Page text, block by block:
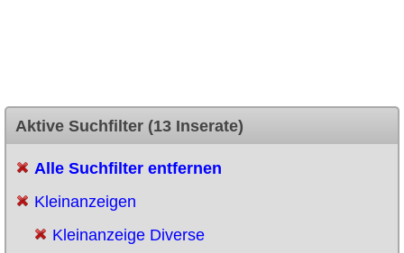
Aktive Suchfilter (13 Inserate)
Alle Suchfilter entfernen
Kleinanzeigen
Kleinanzeige Diverse